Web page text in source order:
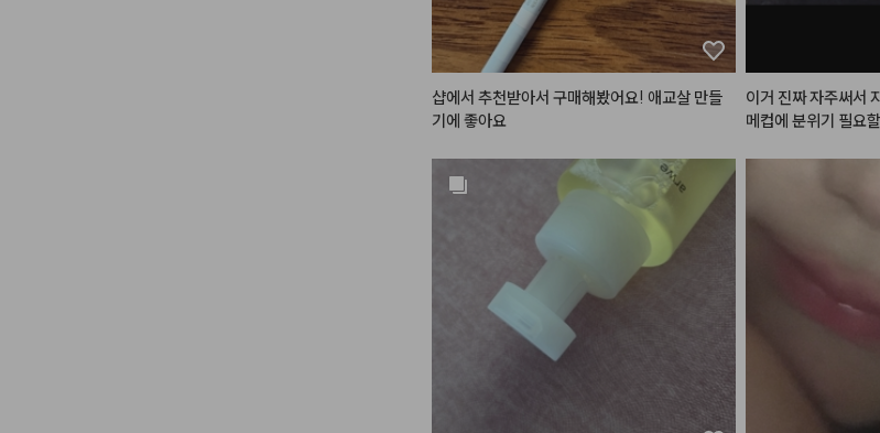
샵에서 추천받아서 구매해봤어요! 애교살 만들
기에 좋아요
이거 진짜 자주써서
메컵에 분위기 필요
해서 색을 낮춰(?)주
튜브형이고 바르는
훅! 나오는 경우가 가
완젼 힙하면서 무드
이거 플럼핑)?) 효과
뮤트인분들은 이거
합니다~ 웜톤립들도